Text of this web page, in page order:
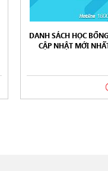
DANH SÁCH HỌC
CẬP NHẬT MỚI